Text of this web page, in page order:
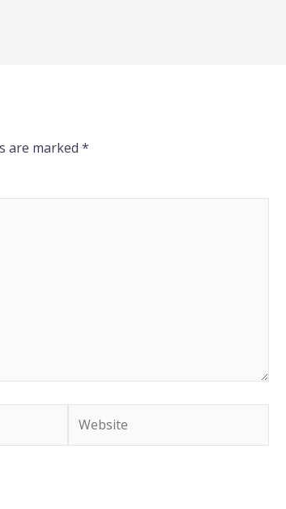
are marked *